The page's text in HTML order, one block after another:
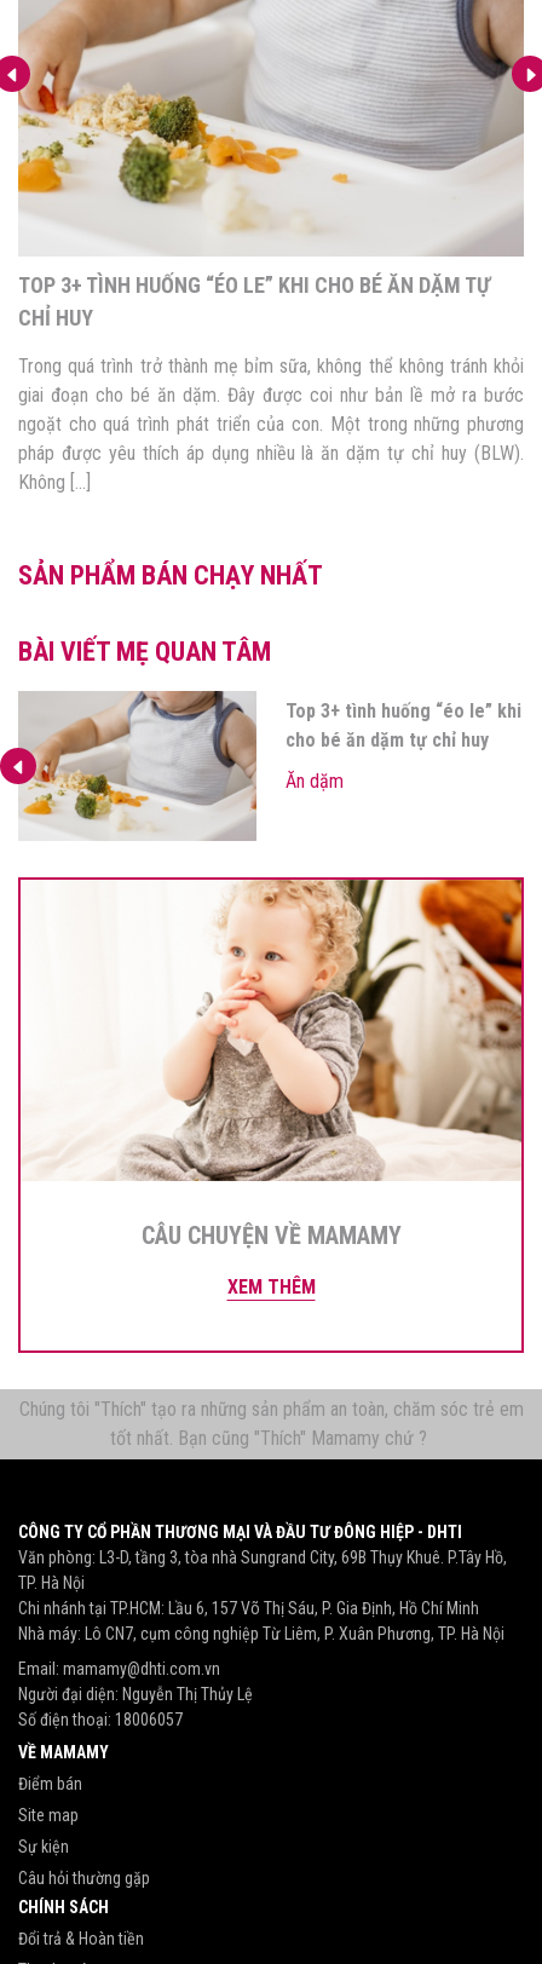
TOP 3+ TÌNH HUỐNG “ÉO LE” KHI CHO BÉ ĂN DẶM TỰ
CHỈ HUY
Trong quá trình trở thành mẹ bỉm sữa, không thể không tránh khỏi
giai đoạn cho bé ăn dặm. Đây được coi như bản lề mở ra bước
ngoặt cho quá trình phát triển của con. Một trong những phương
pháp được yêu thích áp dụng nhiều là ăn dặm tự chỉ huy (BLW).
Không […]
SẢN PHẨM BÁN CHẠY NHẤT
BÀI VIẾT MẸ QUAN TÂM
Top 3+ tình huống “éo le” khi
cho bé ăn dặm tự chỉ huy
Ăn dặm
CÂU CHUYỆN VỀ MAMAMY
XEM THÊM
Chúng tôi "Thích" tạo ra những sản phẩm an toàn, chăm sóc trẻ em
tốt nhất. Bạn cũng "Thích" Mamamy chứ ?
CÔNG TY CỔ PHẦN THƯƠNG MẠI VÀ ĐẦU TƯ ĐÔNG HIỆP - DHTI
Văn phòng: L3-D, tầng 3, tòa nhà Sungrand City, 69B Thụy Khuê. P.Tây Hồ,
TP. Hà Nội
Chi nhánh tại TP.HCM: Lầu 6, 157 Võ Thị Sáu, P. Gia Định, Hồ Chí Minh
Nhà máy: Lô CN7, cụm công nghiệp Từ Liêm, P. Xuân Phương, TP. Hà Nội
Email: mamamy@dhti.com.vn
Người đại diện: Nguyễn Thị Thủy Lệ
Số điện thoại: 18006057
VỀ MAMAMY
Điểm bán
Site map
Sự kiện
Câu hỏi thường gặp
CHÍNH SÁCH
Đổi trả & Hoàn tiền